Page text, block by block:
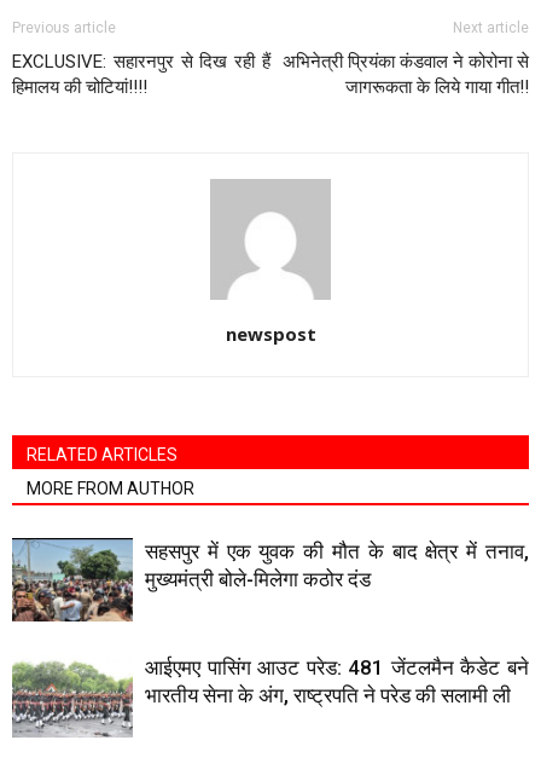
Previous article
EXCLUSIVE: सहारनपुर से दिख रही हैं
हिमालय की चोटियां!!!!
Next article
अभिनेत्री प्रियंका कंडवाल ने कोरोना से
जागरूकता के लिये गाया गीत!!
newspost
RELATED ARTICLES
MORE FROM AUTHOR
सहसपुर में एक युवक की मौत के बाद क्षेत्र में तनाव,
मुख्यमंत्री बोले-मिलेगा कठोर दंड
आईएमए पासिंग आउट परेड: 481 जेंटलमैन कैडेट बने
भारतीय सेना के अंग, राष्ट्रपति ने परेड की सलामी ली